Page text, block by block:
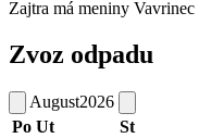
Zajtra má meniny Vavrinec
Zvoz odpadu
August2026
Po Ut St